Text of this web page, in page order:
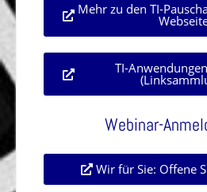
Mehr zu den TI-
TI-
Webinar-
Wir für Sie: Offene